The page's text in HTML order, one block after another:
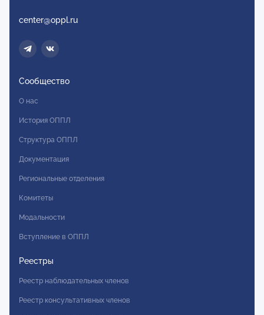
center@oppl.ru
Сообщество
О нас
История ОППЛ
Структура ОППЛ
Документация
Региональные отделения
Комитеты
Модальности
Вступление в ОППЛ
Реестры
Реестр наблюдательных членов
Реестр консультативных членов